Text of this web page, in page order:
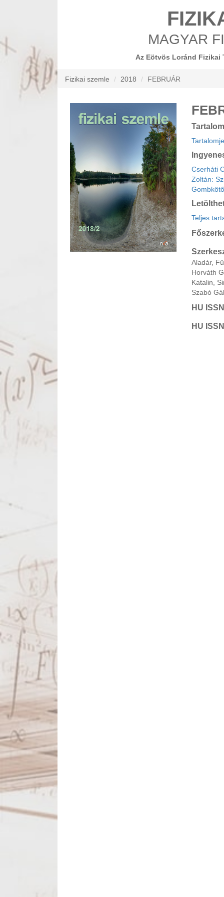
MAGYAR
Az Eötvös Loránd
Fizikai szemle 2018 FEBRUÁR
Cserháti
Zoltán:
Teljes
Aladár,
Horváth
Katalin,
Szabó
HU
HU